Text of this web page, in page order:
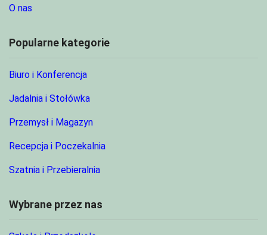
O nas
Popularne kategorie
Biuro i Konferencja
Jadalnia i Stołówka
Przemysł i Magazyn
Recepcja i Poczekalnia
Szatnia i Przebieralnia
Wybrane przez nas